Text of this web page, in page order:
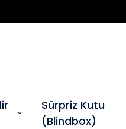
Sürpriz Kutu
(Blindbox)